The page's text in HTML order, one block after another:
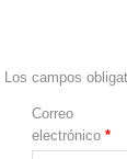
Los campos
Correo
electrónico*